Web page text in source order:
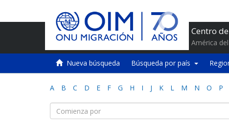
Centro
América
Nueva búsqueda Búsqueda por país
A B C D E F G H I J K L M N O P